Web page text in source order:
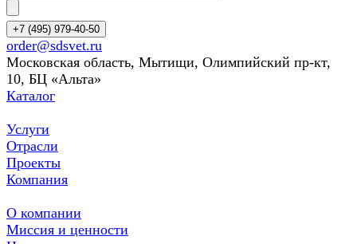
+7 (495) 979-40-50
order@sdsvet.ru
Московская область, Мытищи, Олимпийский пр-кт,
10, БЦ «Альта»
Каталог
Услуги
Отрасли
Проекты
Компания
О компании
Миссия и ценности